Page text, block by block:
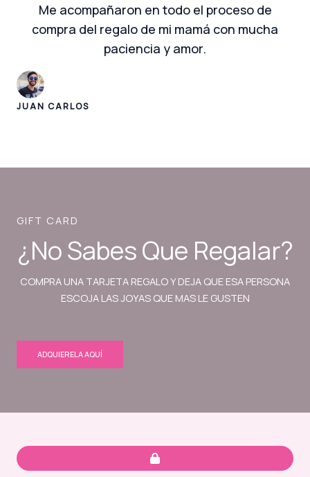
Me acompañaron en todo el proceso de
compra del regalo de mi mamá con mucha
paciencia y amor.
JUAN CARLOS
GIFT CARD
¿No Sabes Que Regalar?
COMPRA UNA TARJETA REGALO Y DEJA QUE ESA PERSONA
ESCOJA LAS JOYAS QUE MAS LE GUSTEN
ADQUIERELA AQUÍ